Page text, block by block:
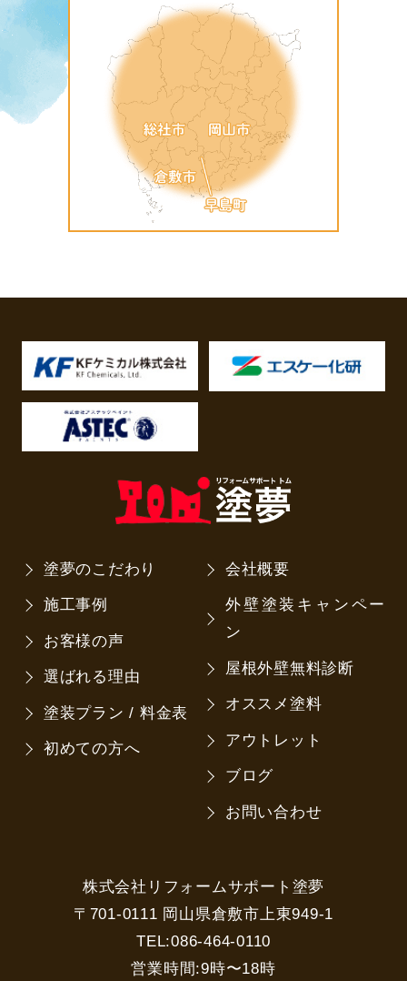
塗夢のこだわり
施工事例
お客様の声
選ばれる理由
塗装プラン / 料金表
初めての方へ
会社概要
外壁塗装キャンペー
ン
屋根外壁無料診断
オススメ塗料
アウトレット
ブログ
お問い合わせ
株式会社リフォームサポート塗夢
〒701-0111 岡山県倉敷市上東949-1
TEL:086-464-0110
営業時間:9時〜18時